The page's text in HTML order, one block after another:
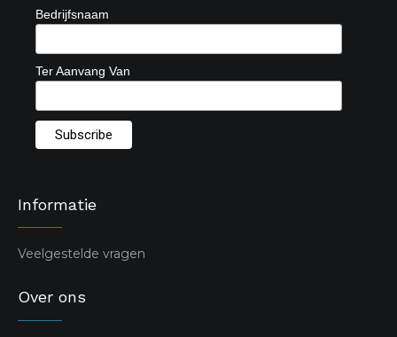
Bedrijfsnaam
Ter Aanvang Van
Informatie
Veelgestelde vragen
Over ons